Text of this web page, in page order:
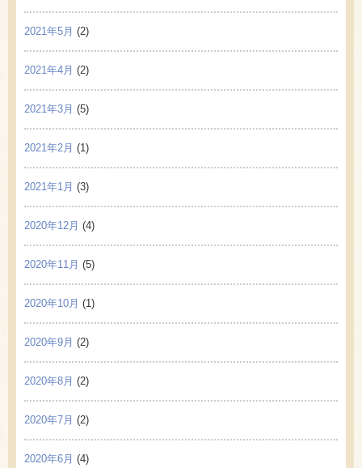
2021年5月 (2)
2021年4月 (2)
2021年3月 (5)
2021年2月 (1)
2021年1月 (3)
2020年12月 (4)
2020年11月 (5)
2020年10月 (1)
2020年9月 (2)
2020年8月 (2)
2020年7月 (2)
2020年6月 (4)